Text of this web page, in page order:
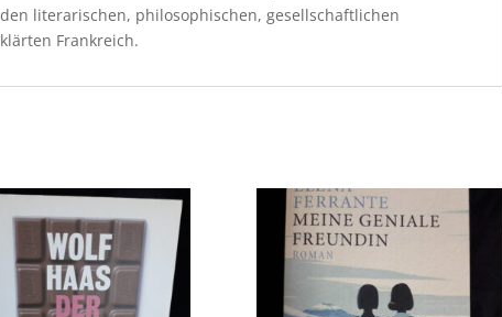
literarischen, philosophischen, gesellschaftlichen
Frankreich.